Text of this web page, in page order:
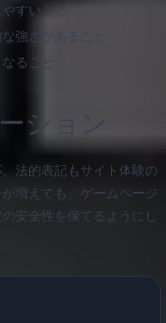
すいこと
強さがあること
ること
ション
法的表記もサイト体験の
増えても、ゲームページ
安全性を保てるようにし